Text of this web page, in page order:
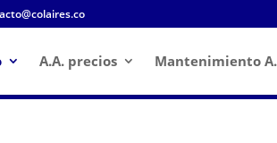
A.A. precios Mantenimiento